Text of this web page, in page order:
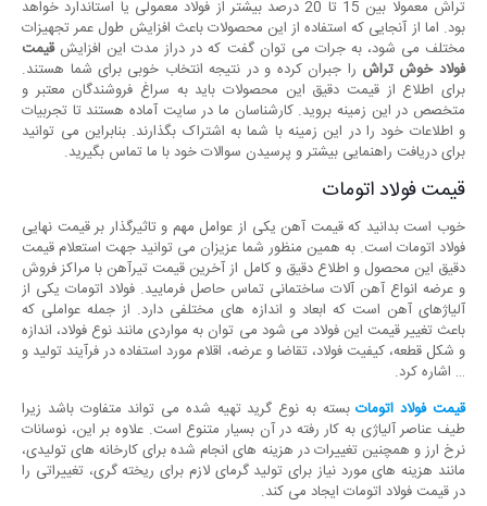
تراش معمولا بین 15 تا 20 درصد بیشتر از فولاد معمولی یا استاندارد خواهد
بود. اما از آنجایی که استفاده از این محصولات باعث افزایش طول عمر تجهیزات
مختلف می شود، به جرات می توان گفت که در دراز مدت این افزایشقیمت
فولاد خوش تراش را جبران کرده و در نتیجه انتخاب خوبی برای شما هستند.
برای اطلاع از قیمت دقیق این محصولات باید به سراغ فروشندگان معتبر و
متخصص در این زمینه بروید. کارشناسان ما در سایت آماده هستند تا تجربیات
و اطلاعات خود را در این زمینه با شما به اشتراک بگذارند. بنابراین می توانید
برای دریافت راهنمایی بیشتر و پرسیدن سوالات خود با ما تماس بگیرید.
قیمت فولاد اتومات
خوب است بدانید که قیمت آهن یکی از عوامل مهم و تاثیرگذار بر قیمت نهایی
فولاد اتومات است. به همین منظور شما عزیزان می توانید جهت استعلام قیمت
دقیق این محصول و اطلاع دقیق و کامل از آخرین قیمت تیرآهن با مراکز فروش
و عرضه انواع آهن آلات ساختمانی تماس حاصل فرمایید. فولاد اتومات یکی از
آلیاژهای آهن است که ابعاد و اندازه های مختلفی دارد. از جمله عواملی که
باعث تغییر قیمت این فولاد می شود می توان به مواردی مانند نوع فولاد، اندازه
و شکل قطعه، کیفیت فولاد، تقاضا و عرضه، اقلام مورد استفاده در فرآیند تولید و
… اشاره کرد.
قیمت فولاد اتوماتبسته به نوع گرید تهیه شده می تواند متفاوت باشد زیرا
طیف عناصر آلیاژی به کار رفته در آن بسیار متنوع است. علاوه بر این، نوسانات
نرخ ارز و همچنین تغییرات در هزینه های انجام شده برای کارخانه های تولیدی،
مانند هزینه های مورد نیاز برای تولید گرمای لازم برای ریخته گری، تغییراتی را
در قیمت فولاد اتومات ایجاد می کند.